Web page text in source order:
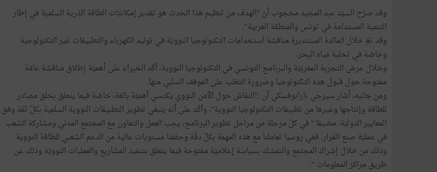
وقد صرّح السيّد عبد المجيد محجوب ٲنّ "الهدف من تنظيم هذا الحدث هو تقدير إمكانيّات الطاقة الذرية السلمية في إطار
التنمية المستدامة في تونس والمنطقة العربية".
وقد تمّ خلال المائدة المستديرة مناقشة استخدامات التكنولوجيا النوويّة في توليد الكهرباء والتطبيقات غير التكنولوجية
وخاصّة في تحلية مياه البحر.
وخلال عرض التجربة المغربيّة والبرنامج التونسي في التكنولوجيا النووية، ٲكّد الخبراء على ٲهميّة إطلاق مناقشة عامّة
مفتوحة حول قبول هذه التكنولوجيا وضرورة التغلب على الموقف السلبي منها.
ومن جانبه، ٲشار سيرجي بارانوفسكي ٲن :"النقاش حول الٲمن النووي يكتسي ٲهميّة بالغة، خاصّة فيما يتعلق بخلق مصادر
للطاقة وإنتاجها وغيرها من تطبيقات التكنولوجيا النووية". وأكّد على ٲنه ينبغي تطوير التطبيقات النووية السلمية بكلّ ثقة وفق
المعايير الدوليّة. مضيفا " في كلّ مرحلة من مراحل تطوير البرنامج، يجب العمل والتعاون مع المجتمع المدني ومشاركة الشعب
في عمليّة صنع القرار. ففي روسيا تعاملنا مع هذه المهمة بكلّ دقّة وحققنا مستويات عالية من الدعم الشعبي للطاقة النووية
وذلك من خلال إشراك المجتمع والتمسّك بسياسة إعلاميّة مفتوحة فيما يتعلق بتنفيذ المشاريع والعمليات النوويّة وذلك عن
طريق مراكز المعلومات ".